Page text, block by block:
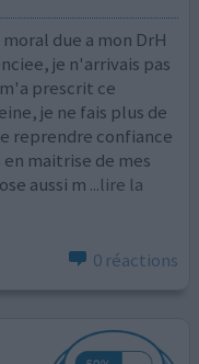
due a mon DrH
je n'arrivais pas
prescrit ce
je ne fais plus de
reprendre confiance
maitrise de mes
aussi m ...lire la
0 réactions